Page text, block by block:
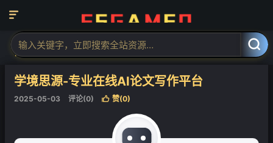


当前位置：福神网-专注分享最实用的软件、工具、资讯
AI写
作工具
学境思源-专业在线AI论文写作平台
2025-05-03 评论(0)  赞(0)